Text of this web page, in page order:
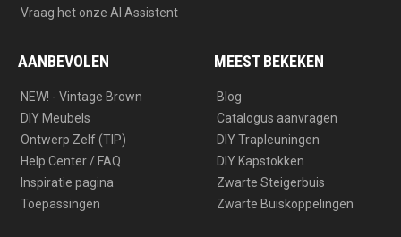
Vraag het onze AI Assistent
AANBEVOLEN
NEW! - Vintage Brown
DIY Meubels
Ontwerp Zelf (TIP)
Help Center / FAQ
Inspiratie pagina
Toepassingen
MEEST BEKEKEN
Blog
Catalogus aanvragen
DIY Trapleuningen
DIY Kapstokken
Zwarte Steigerbuis
Zwarte Buiskoppelingen